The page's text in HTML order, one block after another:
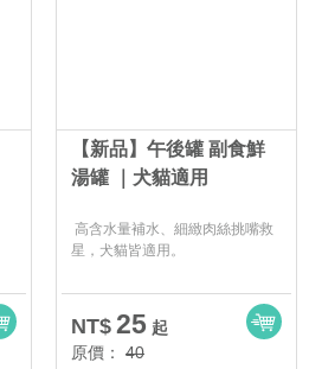
【新品】午後罐 副食鮮
湯罐 ｜犬貓適用
高含水量補水、細緻肉絲挑嘴救
星，犬貓皆適用。
NT$ 25 起
原價：
40